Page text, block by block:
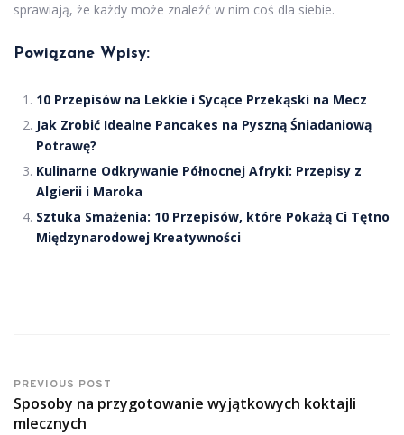
sprawiają, że każdy może znaleźć w nim coś dla siebie.
Powiązane Wpisy:
10 Przepisów na Lekkie i Sycące Przekąski na Mecz
Jak Zrobić Idealne Pancakes na Pyszną Śniadaniową
Potrawę?
Kulinarne Odkrywanie Północnej Afryki: Przepisy z
Algierii i Maroka
Sztuka Smażenia: 10 Przepisów, które Pokażą Ci Tętno
Międzynarodowej Kreatywności
PREVIOUS POST
Sposoby na przygotowanie wyjątkowych koktajli
mlecznych